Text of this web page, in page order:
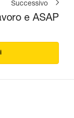
Successivo
e ASAP